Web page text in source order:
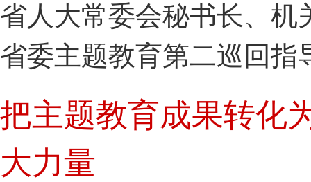
省人大常委会秘书长、机
省委主题教育第二巡回指
把主题教育成果转化
大力量